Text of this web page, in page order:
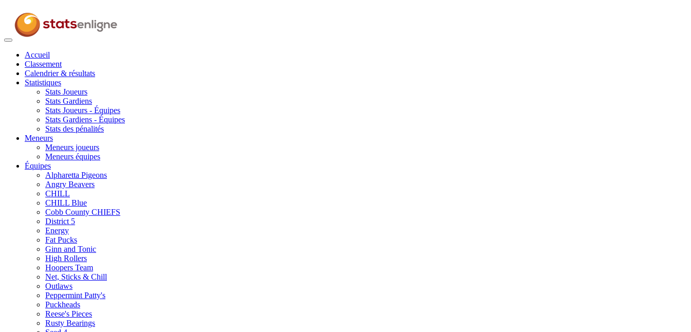
Toggle
navigationAccueil
Classement
Calendrier & résultats
Statistiques
Stats Joueurs
Stats Gardiens
Stats Joueurs - Équipes
Stats Gardiens - Équipes
Stats des pénalités
Meneurs
Meneurs joueurs
Meneurs équipes
Équipes
Alpharetta Pigeons
Angry Beavers
CHILL
CHILL Blue
Cobb County CHIEFS
District 5
Energy
Fat Pucks
Ginn and Tonic
High Rollers
Hoopers Team
Net, Sticks & Chill
Outlaws
Peppermint Patty's
Puckheads
Reese's Pieces
Rusty Bearings